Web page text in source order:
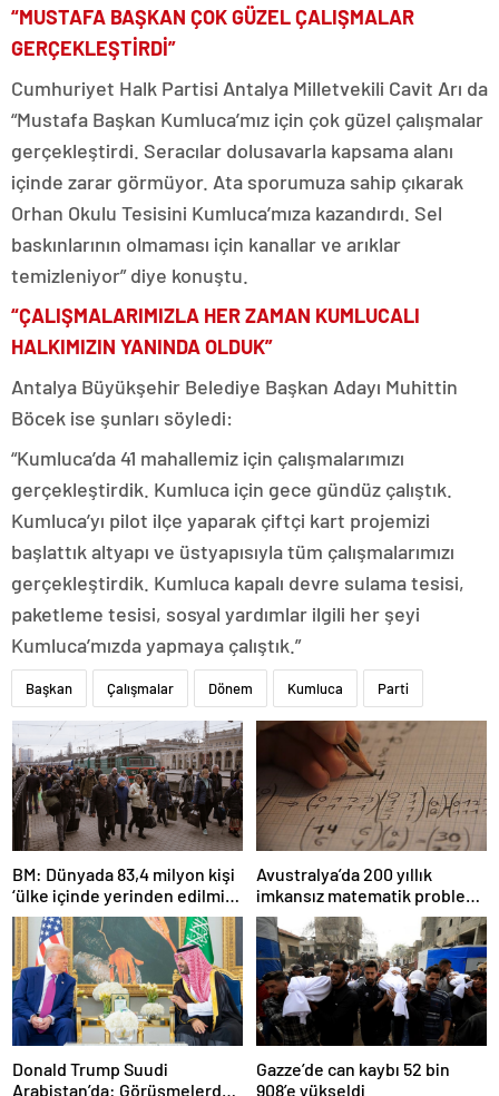
“MUSTAFA BAŞKAN ÇOK GÜZEL ÇALIŞMALAR
GERÇEKLEŞTİRDİ”
Cumhuriyet Halk Partisi Antalya Milletvekili Cavit Arı da
“Mustafa Başkan Kumluca’mız için çok güzel çalışmalar
gerçekleştirdi. Seracılar dolusavarla kapsama alanı
içinde zarar görmüyor. Ata sporumuza sahip çıkarak
Orhan Okulu Tesisini Kumluca’mıza kazandırdı. Sel
baskınlarının olmaması için kanallar ve arıklar
temizleniyor” diye konuştu.
“ÇALIŞMALARIMIZLA HER ZAMAN KUMLUCALI
HALKIMIZIN YANINDA OLDUK”
Antalya Büyükşehir Belediye Başkan Adayı Muhittin
Böcek ise şunları söyledi:
“Kumluca’da 41 mahallemiz için çalışmalarımızı
gerçekleştirdik. Kumluca için gece gündüz çalıştık.
Kumluca’yı pilot ilçe yaparak çiftçi kart projemizi
başlattık altyapı ve üstyapısıyla tüm çalışmalarımızı
gerçekleştirdik. Kumluca kapalı devre sulama tesisi,
paketleme tesisi, sosyal yardımlar ilgili her şeyi
Kumluca’mızda yapmaya çalıştık.”
Başkan Çalışmalar Dönem Kumluca Parti
BM: Dünyada 83,4 milyon kişi
‘ülke içinde yerinden edilmiş’
olarak yaşıyor
Avustralya’da 200 yıllık
imkansız matematik problemi
çözüldü
Donald Trump Suudi
Arabistan’da: Görüşmelerde
Gazze’de can kaybı 52 bin
908’e yükseldi